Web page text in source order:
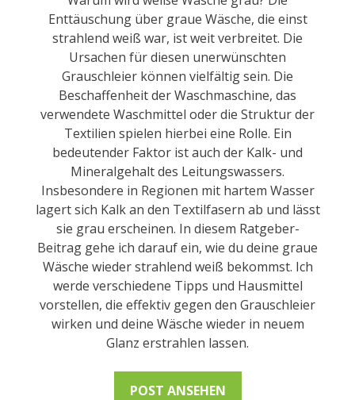
Enttäuschung über graue Wäsche, die einst
strahlend weiß war, ist weit verbreitet. Die
Ursachen für diesen unerwünschten
Grauschleier können vielfältig sein. Die
Beschaffenheit der Waschmaschine, das
verwendete Waschmittel oder die Struktur der
Textilien spielen hierbei eine Rolle. Ein
bedeutender Faktor ist auch der Kalk- und
Mineralgehalt des Leitungswassers.
Insbesondere in Regionen mit hartem Wasser
lagert sich Kalk an den Textilfasern ab und lässt
sie grau erscheinen. In diesem Ratgeber-
Beitrag gehe ich darauf ein, wie du deine graue
Wäsche wieder strahlend weiß bekommst. Ich
werde verschiedene Tipps und Hausmittel
vorstellen, die effektiv gegen den Grauschleier
wirken und deine Wäsche wieder in neuem
Glanz erstrahlen lassen.
POST ANSEHEN